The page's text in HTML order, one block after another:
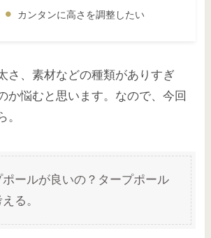
カンタンに高さを調整したい
さ、素材などの種類がありすぎ
か悩むと思います。なので、今回
。
ポールが良いの？タープポール
る。